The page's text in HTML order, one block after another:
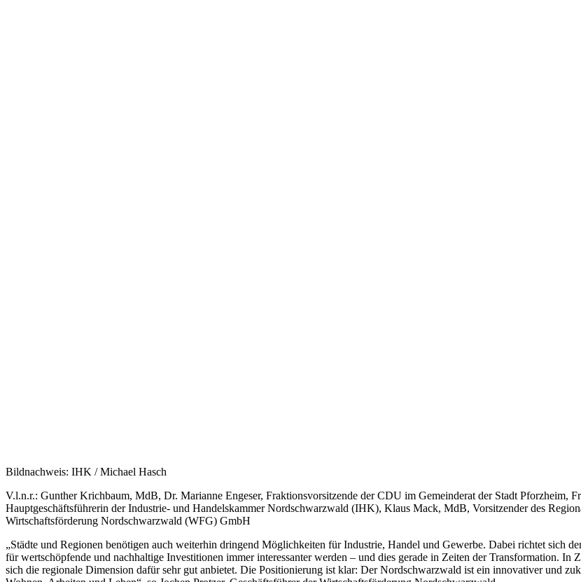
Bildnachweis: IHK / Michael Hasch
V.l.n.r.: Gunther Krichbaum, MdB, Dr. Marianne Engeser, Fraktionsvorsitzende der CDU im Gemeinderat der Stadt Pforzheim,
Hauptgeschäftsführerin der Industrie- und Handelskammer Nordschwarzwald (IHK), Klaus Mack, MdB, Vorsitzender des
Wirtschaftsförderung Nordschwarzwald (WFG) GmbH
„Städte und Regionen benötigen auch weiterhin dringend Möglichkeiten für Industrie, Handel und Gewerbe. Dabei richtet sich
für wertschöpfende und nachhaltige Investitionen immer interessanter werden – und dies gerade in Zeiten der Transformation.
sich die regionale Dimension dafür sehr gut anbietet. Die Positionierung ist klar: Der Nordschwarzwald ist ein innovativer und